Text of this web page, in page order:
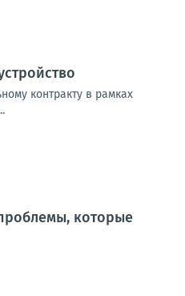
контракту в рамках
которые